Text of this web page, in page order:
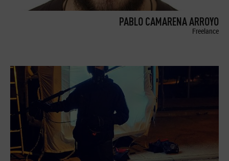
PABLO CAMARENA ARROYO
Freelance